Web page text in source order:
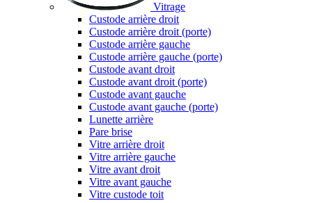
Vitrage
Custode arrière droit
Custode arrière droit (porte)
Custode arrière gauche
Custode arrière gauche (porte)
Custode avant droit
Custode avant droit (porte)
Custode avant gauche
Custode avant gauche (porte)
Lunette arrière
Pare brise
Vitre arrière droit
Vitre arrière gauche
Vitre avant droit
Vitre avant gauche
Vitre custode toit